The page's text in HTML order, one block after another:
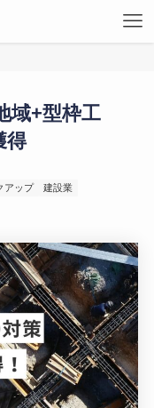
域+型枠工
得
アップ 建設業